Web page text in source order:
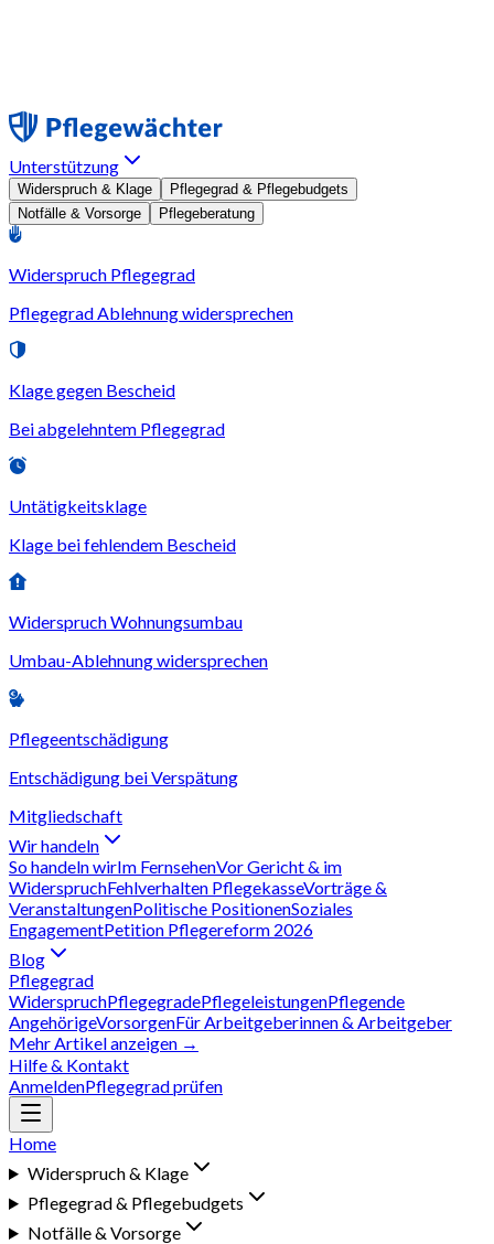
Unterstützung
Widerspruch & Klage
Pflegegrad & Pflegebudgets
Notfälle & Vorsorge
Pflegeberatung
Widerspruch Pflegegrad
Pflegegrad Ablehnung widersprechen
Klage gegen Bescheid
Bei abgelehntem Pflegegrad
Untätigkeitsklage
Klage bei fehlendem Bescheid
Widerspruch Wohnungsumbau
Umbau-Ablehnung widersprechen
Pflegeentschädigung
Entschädigung bei Verspätung
Mitgliedschaft
Wir handeln
So handeln wirIm FernsehenVor Gericht & im
WiderspruchFehlverhalten PflegekasseVorträge &
VeranstaltungenPolitische PositionenSoziales
EngagementPetition Pflegereform 2026
Blog
Pflegegrad
WiderspruchPflegegradePflegeleistungenPflegende
AngehörigeVorsorgenFür Arbeitgeberinnen & Arbeitgeber
Mehr Artikel anzeigen →
Hilfe & Kontakt
AnmeldenPflegegrad prüfen
Home
Widerspruch & Klage
Pflegegrad & Pflegebudgets
Notfälle & Vorsorge